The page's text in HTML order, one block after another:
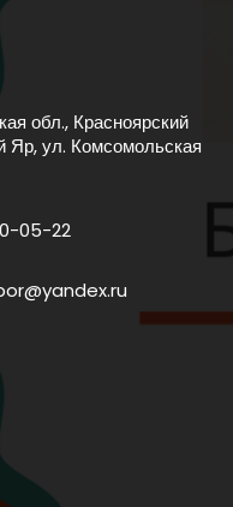
обл., Красноярский
Яр, ул. Комсомольская
05-22